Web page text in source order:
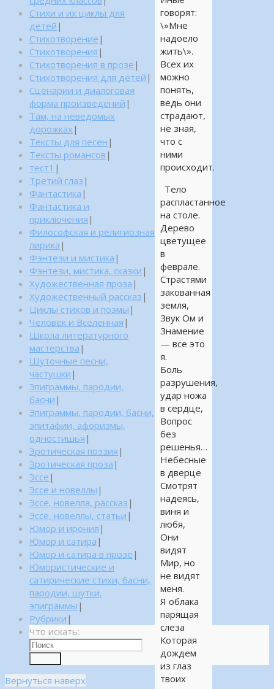
говорят:
\»Мне
надоело
жить\».
Всех их
можно
понять,
ведь они
страдают,
не зная,
что с
ними
происходит.
Тело
распластанное
на столе.
Дерево
цветущее
в
феврале.
Страстями
закованная
земля,
Звук Ом и
Знамение
— все это
я.
Боль
разрушения,
удар ножа
в сердце,
Вопрос
без
решенья…
Небесные
в дверце
Смотрят
надеясь,
виня и
любя,
Они
видят
Мир, но
не видят
меня.
Я облака
парящая
слеза
Которая
дождем
из глаз
твоих
Стихи и их циклы для
детей |
Стихотворение |
Стихотворения |
Стихотворения в прозе |
Стихотворения для детей |
Сценарии и диалоговая
форма произведений |
Там, на неведомых
дорожках |
Тексты для песен |
Тексты романсов |
тест1 |
Третий глаз |
Фантастика |
Фантастика и
приключения |
Философская и религиозная
лирика |
Фэнтези и мистика |
Фэнтези, мистика, сказки |
Художественная проза |
Художественный рассказ |
Циклы стихов и поэмы |
Человек и Вселенная |
Школа литературного
мастерства |
Шуточные песни,
частушки |
Эпиграммы, пародии,
басни |
Эпиграммы, пародии, басни,
эпитафии, афоризмы,
одностишья |
Эротическая поэзия |
Эротическая проза |
Эссе |
Эссе и новеллы |
Эссе, новелла, рассказ |
Эссе, новеллы, статьи |
Юмор и ирония |
Юмор и сатира |
Юмор и сатира в прозе |
Юмористические и
сатирические стихи, басни,
пародии, шутки,
эпиграммы |
Рубрики |
Что искать:
Вернуться наверх